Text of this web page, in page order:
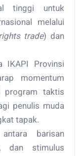
tinggi untuk
melalui
trade) dan
IKAPI Provinsi
momentum
program taktis
penulis muda
tapak.
barisan
dan stimulus